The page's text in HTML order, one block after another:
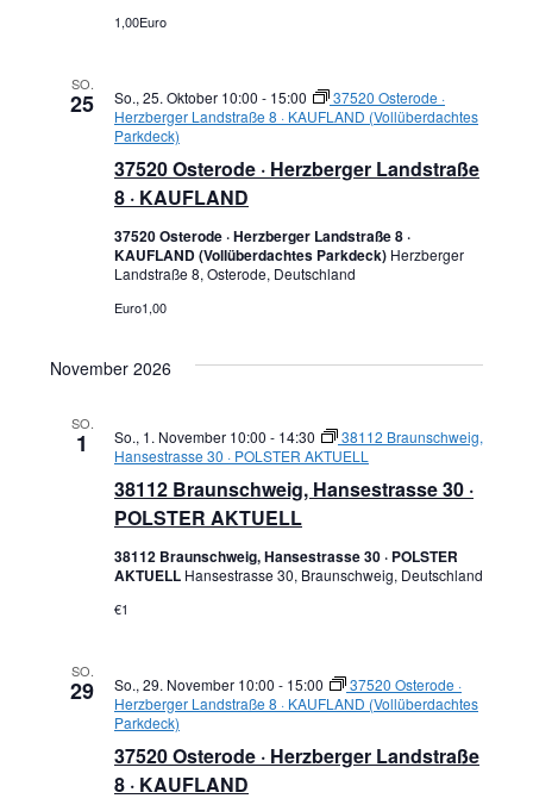
1,00Euro
SO.
25
37520 Osterode · Herzberger Landstraße
8 · KAUFLAND
So., 25. Oktober 10:00 - 15:00
37520 Osterode ·
Herzberger Landstraße 8 · KAUFLAND (Vollüberdachtes
Parkdeck)
37520 Osterode · Herzberger Landstraße 8 ·
KAUFLAND (Vollüberdachtes Parkdeck) Herzberger
Landstraße 8, Osterode, Deutschland
Euro1,00
November 2026
SO.
1
38112 Braunschweig, Hansestrasse 30 ·
POLSTER AKTUELL
So., 1. November 10:00 - 14:30
38112 Braunschweig,
Hansestrasse 30 · POLSTER AKTUELL
38112 Braunschweig, Hansestrasse 30 · POLSTER
AKTUELL Hansestrasse 30, Braunschweig, Deutschland
€1
SO.
29
37520 Osterode · Herzberger Landstraße
8 · KAUFLAND
So., 29. November 10:00 - 15:00
37520 Osterode ·
Herzberger Landstraße 8 · KAUFLAND (Vollüberdachtes
Parkdeck)